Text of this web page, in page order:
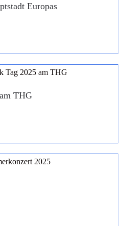
Europas
THG